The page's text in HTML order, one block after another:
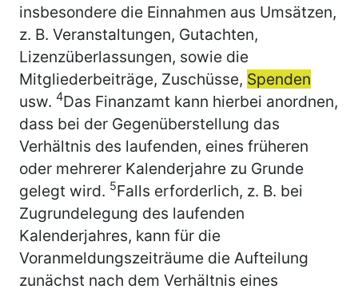
insbesondere die Einnahmen aus Umsätzen,
z. B. Veranstaltungen, Gutachten,
Lizenzüberlassungen, sowie die
Mitgliederbeiträge, Zuschüsse, Spenden
usw. 4Das Finanzamt kann hierbei anordnen,
dass bei der Gegenüberstellung das
Verhältnis des laufenden, eines früheren
oder mehrerer Kalenderjahre zu Grunde
gelegt wird. 5Falls erforderlich, z. B. bei
Zugrundelegung des laufenden
Kalenderjahres, kann für die
Voranmeldungszeiträume die Aufteilung
zunächst nach dem Verhältnis eines